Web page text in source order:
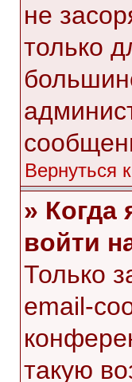
не
только
Вернуться
» Когда
войти
Только
email-
такую